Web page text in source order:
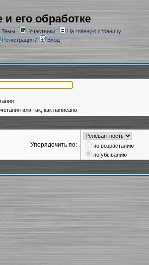
его обработке
Темы Участники
На главную страницу
Регистрация/ Вход
или так, как написано
Упорядочить по:
по возрастанию
по убыванию